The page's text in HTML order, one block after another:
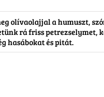
olívaolajjal a humuszt,
rá friss petrezselymet,
hasábokat és pitát.